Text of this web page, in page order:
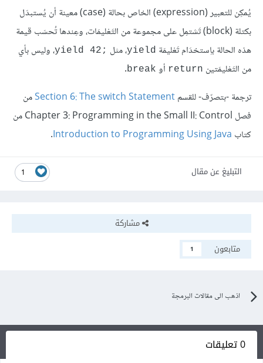
يُمكِن للتعبير (expression) الخاص بحالة (case) معينة أن يُستبدَل
بكتلة (block) تَشتمِل على مجموعة من التَعْليمَات، وعِندها تُحسَب قيمة
هذه الحالة باِستخدَام تَعْليمَة yield، مثل yield 42;‎، وليس بأي
من التَعْليمَتين return أو break
.
ترجمة -بتصرّف- للقسمSection 6: The switch Statementمن
فصل Chapter 3: Programming in the Small II: Control من
كتاب Introduction to Programming Using Java
.
1 التبليغ عن مقال
مشاركة
متابعون
1
اذهب الى مقالات البرمجة
0 تعليقات